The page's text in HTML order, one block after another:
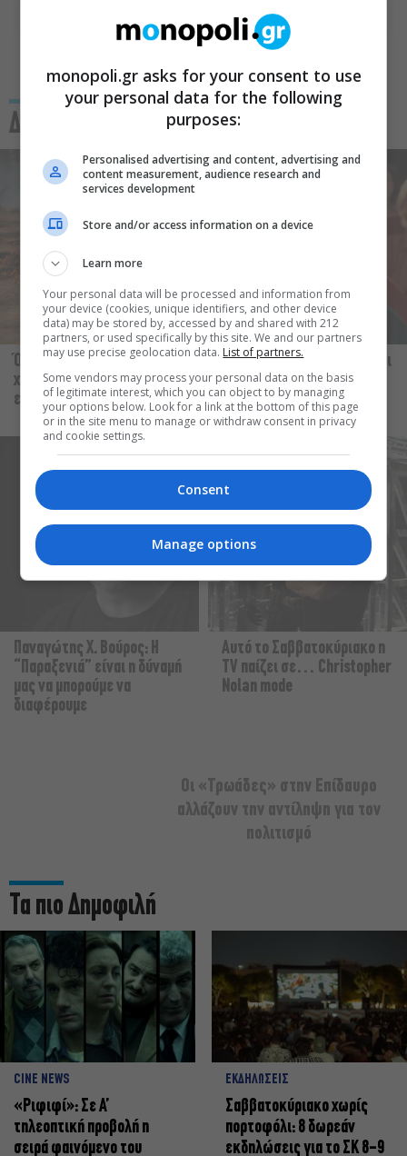
Δείτε Επίσης
Όσα μάς άρεσαν (ή μάς
χάλασαν) αυτή την
εβδομάδα
Δεν θα μπορούσε να υπάρξει
άλλη Αμελί πέρα από την
Audrey Tautou
Παναγώτης Χ. Βούρος: Η
“Παραξενιά” είναι η δύναμή
μας να μπορούμε να
διαφέρουμε
Αυτό το Σαββατοκύριακο η
TV παίζει σε… Christopher
Nolan mode
Οι «Τρωάδες» στην Επίδαυρο
αλλάζουν την αντίληψη για τον
πολιτισμό
Τα πιο Δημοφιλή
CINE NEWS
«Ριφιφί»: Σε Α’
τηλεοπτική προβολή η
σειρά φαινόμενο του
ΕΚΔΗΛΩΣΕΙΣ
Σαββατοκύριακο χωρίς
πορτοφόλι: 8 δωρεάν
εκδηλώσεις για το ΣΚ 8-9
monopoli.gr asks for your consent to use
your personal data for the following
purposes:
Personalised advertising and content, advertising and
content measurement, audience research and
services development
Store and/or access information on a device
Learn more
Your personal data will be processed and information from
your device (cookies, unique identifiers, and other device
data) may be stored by, accessed by and shared with 212
partners, or used specifically by this site. We and our partners
may use precise geolocation data. List of partners.
Some vendors may process your personal data on the basis
of legitimate interest, which you can object to by managing
your options below. Look for a link at the bottom of this page
or in the site menu to manage or withdraw consent in privacy
and cookie settings.
Consent
Manage options